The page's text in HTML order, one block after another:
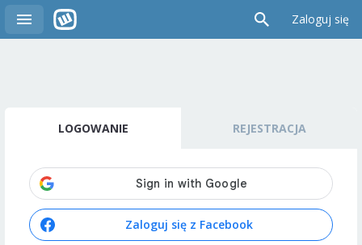
Zaloguj się
LOGOWANIE REJESTRACJA
Zaloguj się z Facebook